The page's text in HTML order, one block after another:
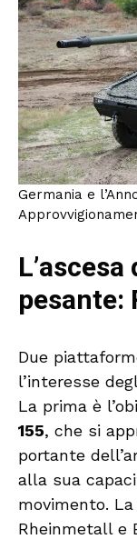
Germania e
pesante:
Due
l’interesse
La prima è
155, che si
portante
alla sua
movimento.
Rheinmetall e